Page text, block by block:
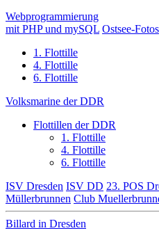
Webprogrammierung
mit PHP und mySQL Ostsee-Fotos
1. Flottille
4. Flottille
6. Flottille
Volksmarine der DDR
Flottillen der DDR
1. Flottille
4. Flottille
6. Flottille
ISV Dresden ISV DD 23. POS
Müllerbrunnen Club
Billard in Dresden